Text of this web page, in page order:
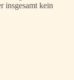
insgesamt kein